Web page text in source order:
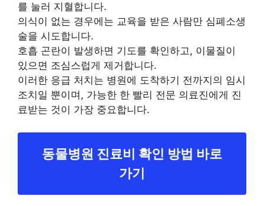
를 눌러 지혈합니다.
의식이 없는 경우에는 교육을 받은 사람만 심폐소생
술을 시도합니다.
호흡 곤란이 발생하면 기도를 확인하고, 이물질이
있으면 조심스럽게 제거합니다.
이러한 응급 처치는 병원에 도착하기 전까지의 임시
조치일 뿐이며, 가능한 한 빨리 전문 의료진에게 진
료받는 것이 가장 중요합니다.
동물병원 진료비 확인 방법 바로
가기